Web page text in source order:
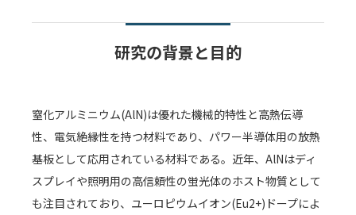
研究の背景と目的
窒化アルミニウム(AlN)は優れた機械的特性と高熱伝導
性、電気絶縁性を持つ材料であり、パワー半導体用の放熱
基板として応用されている材料である。近年、AlNはディ
スプレイや照明用の高信頼性の蛍光体のホスト物質として
も注目されており、ユーロピウムイオン(Eu2+)ドープによ